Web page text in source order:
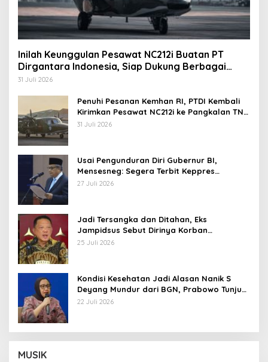
Inilah Keunggulan Pesawat NC212i Buatan PT
Dirgantara Indonesia, Siap Dukung Berbagai
Operasi TNI
31 Juli 2026
Penuhi Pesanan Kemhan RI, PTDI Kembali
Kirimkan Pesawat NC212i ke Pangkalan TNI
AU
31 Juli 2026
Usai Pengunduran Diri Gubernur BI,
Mensesneg: Segera Terbit Keppres
Pemberhentian dengan Hormat
27 Juli 2026
Jadi Tersangka dan Ditahan, Eks
Jampidsus Sebut Dirinya Korban
Kriminalisasi
25 Juli 2026
Kondisi Kesehatan Jadi Alasan Nanik S
Deyang Mundur dari BGN, Prabowo Tunjuk
Wamentan Sudaryono
22 Juli 2026
MUSIK